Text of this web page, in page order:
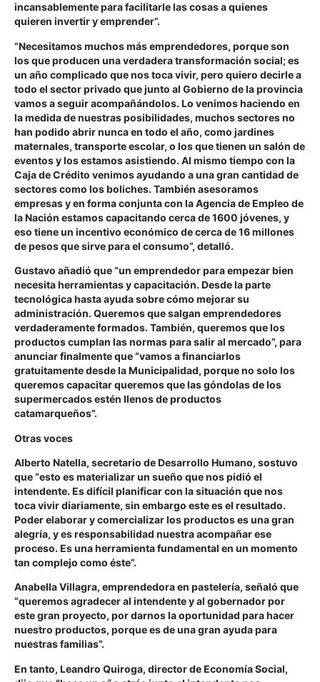
incansablemente para facilitarle las cosas a quienes
quieren invertir y emprender”.
“Necesitamos muchos más emprendedores, porque son
los que producen una verdadera transformación social; es
un año complicado que nos toca vivir, pero quiero decirle a
todo el sector privado que junto al Gobierno de la provincia
vamos a seguir acompañándolos. Lo venimos haciendo en
la medida de nuestras posibilidades, muchos sectores no
han podido abrir nunca en todo el año, como jardines
maternales, transporte escolar, o los que tienen un salón de
eventos y los estamos asistiendo. Al mismo tiempo con la
Caja de Crédito venimos ayudando a una gran cantidad de
sectores como los boliches. También asesoramos
empresas y en forma conjunta con la Agencia de Empleo de
la Nación estamos capacitando cerca de 1600 jóvenes, y
eso tiene un incentivo económico de cerca de 16 millones
de pesos que sirve para el consumo”, detalló.
Gustavo añadió que“un emprendedor para empezar bien
necesita herramientas y capacitación. Desde la parte
tecnológica hasta ayuda sobre cómo mejorar su
administración. Queremos que salgan emprendedores
verdaderamente formados. También, queremos que los
productos cumplan las normas para salir al mercado”, para
anunciar finalmente que“vamos a financiarlos
gratuitamente desde la Municipalidad, porque no solo los
queremos capacitar queremos que las góndolas de los
supermercados estén llenos de productos
catamarqueños”.
Otras voces
Alberto Natella, secretario de Desarrollo Humano, sostuvo
que“esto es materializar un sueño que nos pidió el
intendente. Es difícil planificar con la situación que nos
toca vivir diariamente, sin embargo este es el resultado.
Poder elaborar y comercializar los productos es una gran
alegría, y es responsabilidad nuestra acompañar ese
proceso. Es una herramienta fundamental en un momento
tan complejo como éste”.
Anabella Villagra, emprendedora en pastelería, señaló que
“queremos agradecer al intendente y al gobernador por
este gran proyecto, por darnos la oportunidad para hacer
nuestro productos, porque es de una gran ayuda para
nuestras familias”.
En tanto, Leandro Quiroga, director de Economía Social,